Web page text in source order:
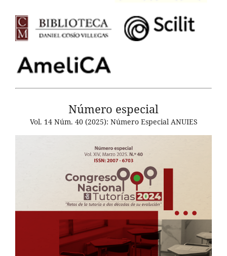
Número especial
Vol. 14 Núm. 40 (2025): Número Especial ANUIES